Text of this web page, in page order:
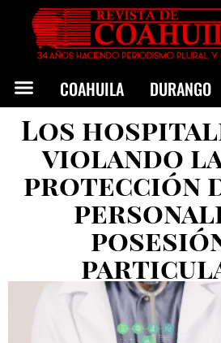
COAHUILA DURANGO
Los
violando
protección